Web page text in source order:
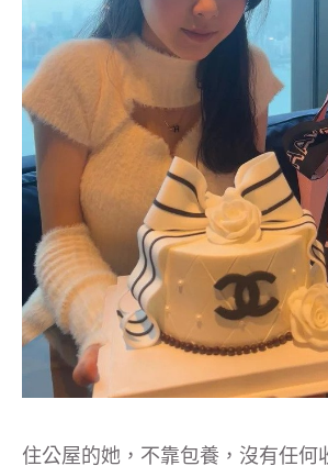
住公屋的她，不靠包養，沒有任何